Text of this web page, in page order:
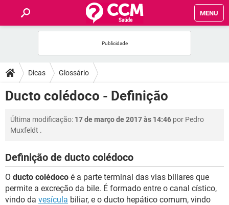
MENU
FÓRUM
SAÚDE
FAMÍLIA
SEXUALIDADE
Dicas Glossário
Ducto colédoco - Definição
Última modificação: 17 de março de 2017 às 14:46 por Pedro
Muxfeldt .
Definição de ducto colédoco
O ducto colédoco é a parte terminal das vias biliares que
permite a excreção da bile. É formado entre o canal cístico,
vindo da vesícula biliar, e o ducto hepático comum, vindo